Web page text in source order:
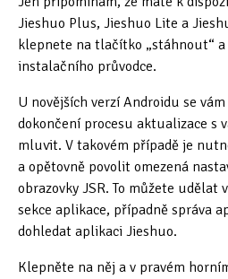
Jieshuo Plus, Jieshuo Lite a
klepnete na tlačítko „stáhnout“
instalačního průvodce.
U novějších verzí Androidu se
dokončení procesu aktualizace s
mluvit. V takovém případě je
a opětovně povolit omezená
obrazovky JSR. To můžete udělat
sekce aplikace, případně správa
dohledat aplikaci Jieshuo.
Klepněte na něj a v pravém